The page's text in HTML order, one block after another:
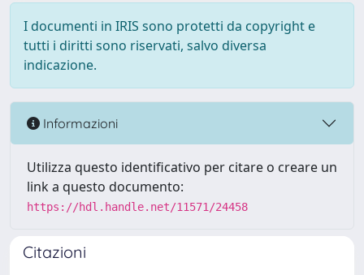
I documenti in IRIS sono protetti da copyright e
tutti i diritti sono riservati, salvo diversa
indicazione.
Informazioni
Utilizza questo identificativo per citare o creare un
link a questo documento:
https://hdl.handle.net/11571/24458
Citazioni